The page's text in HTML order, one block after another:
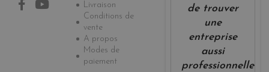
Livraison
Conditions de
vente
A propos
Modes de
paiement
de trouver
une
entreprise
aussi
professionnelle